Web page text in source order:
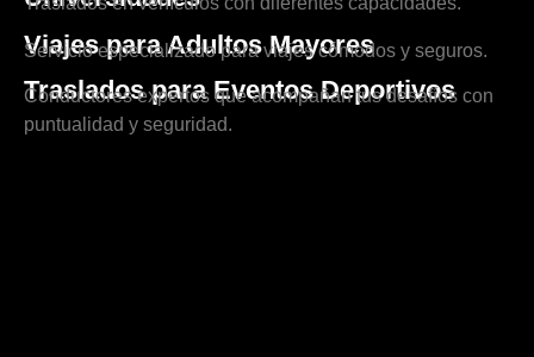
Viajes para Adultos Mayores
Servicio especializado para viajes cómodos y seguros.
Traslados para Eventos Deportivos
Conductores expertos que acompañan tus desafíos con
puntualidad y seguridad.